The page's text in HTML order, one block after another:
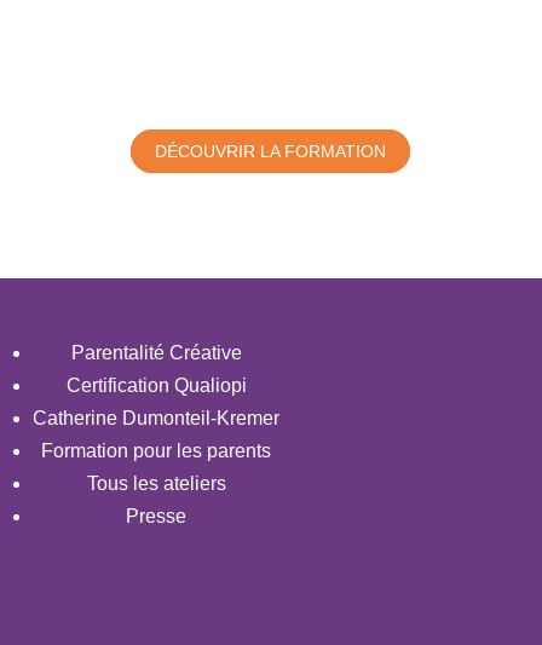
DÉCOUVRIR LA FORMATION
Parentalité Créative
Certification Qualiopi
Catherine Dumonteil-Kremer
Formation pour les parents
Tous les ateliers
Presse